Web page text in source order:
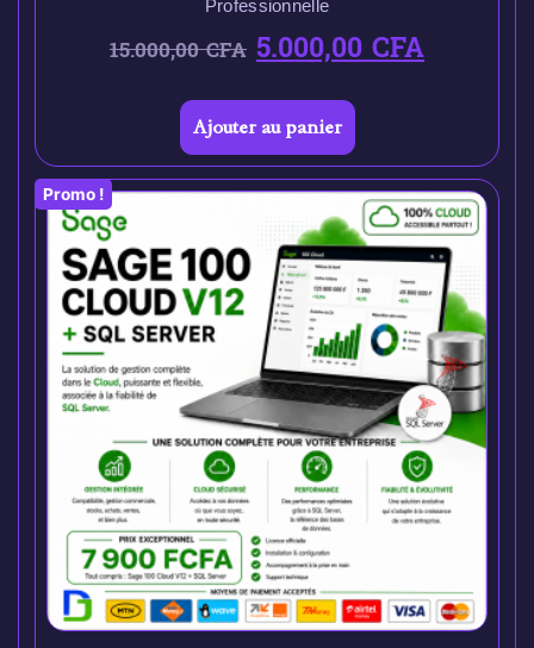
Professionnelle
15.000,00CFA 5.000,00CFA
Ajouter au panier
Promo !